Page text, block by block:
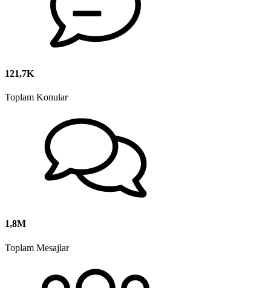
121,7K
Toplam Konular
1,8M
Toplam Mesajlar